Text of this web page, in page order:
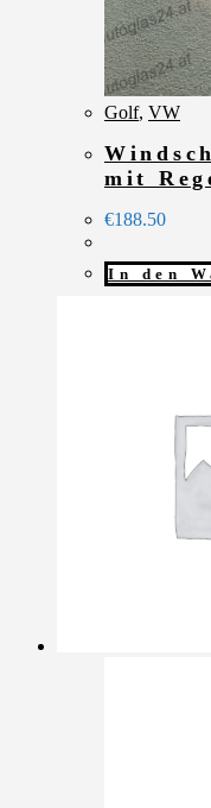
Golf, VW
mit
€188.50
In den